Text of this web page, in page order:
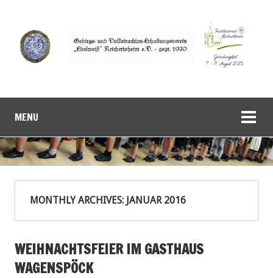
MENU
MONTHLY ARCHIVES: JANUAR 2016
WEIHNACHTSFEIER IM GASTHAUS
WAGENSPÖCK